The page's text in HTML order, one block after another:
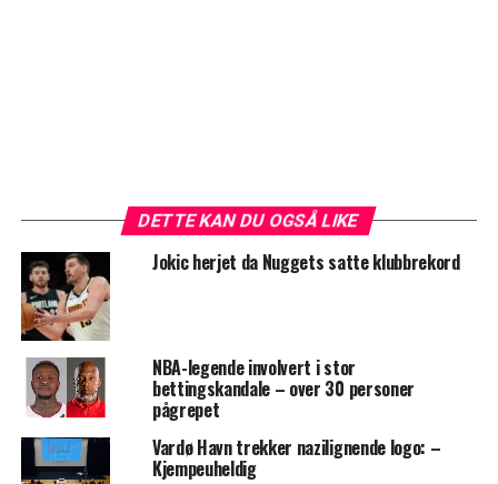
DETTE KAN DU OGSÅ LIKE
Jokic herjet da Nuggets satte klubbrekord
NBA-legende involvert i stor
bettingskandale – over 30 personer
pågrepet
Vardø Havn trekker nazilignende logo: –
Kjempeuheldig